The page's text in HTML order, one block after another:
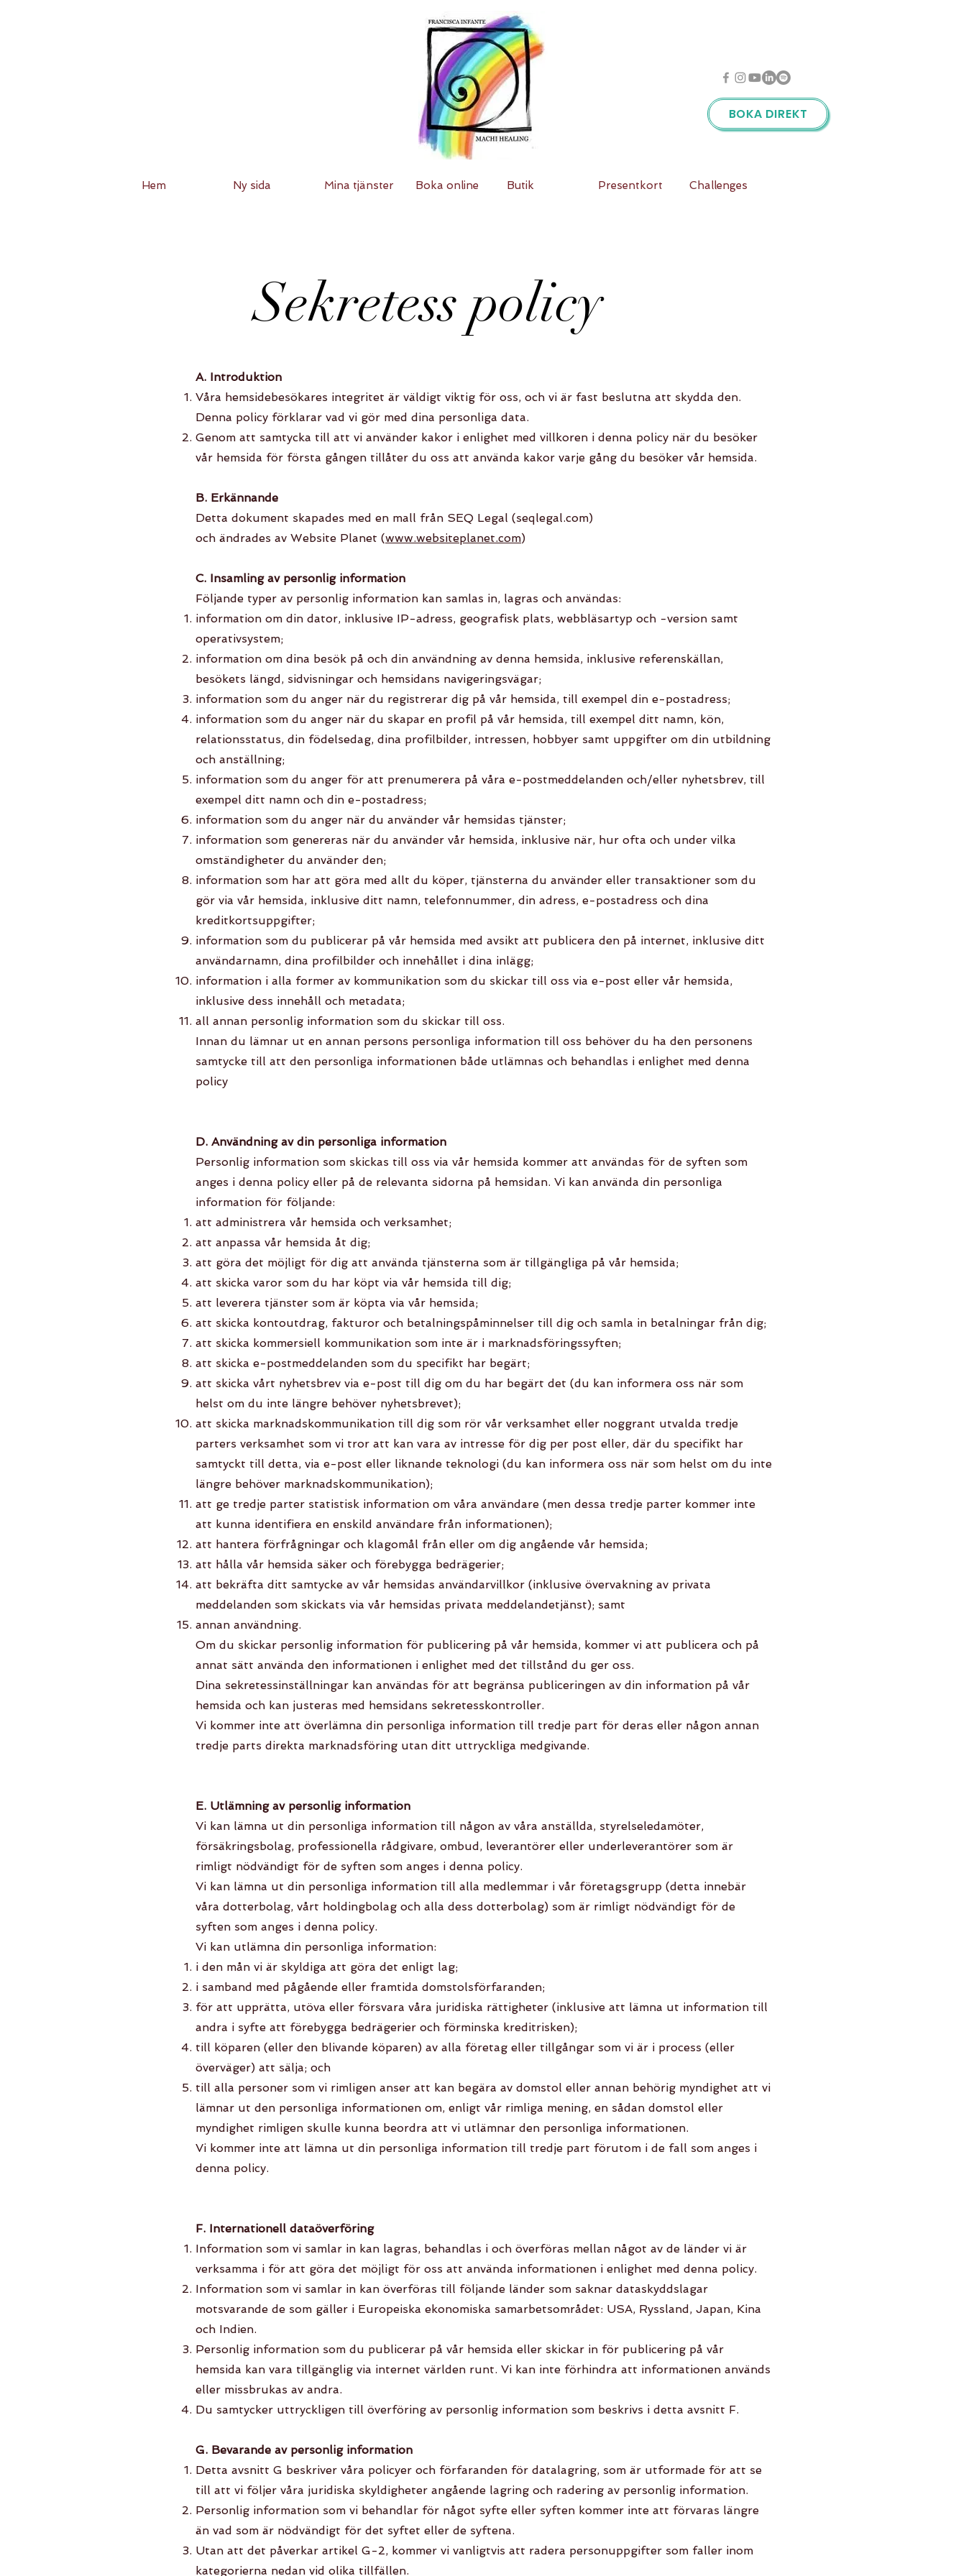
BOKA DIREKT
Hem Ny sida Mina tjänster Boka online Butik Presentkort Challenges
Sekretess policy
A. Introduktion
Våra hemsidebesökares integritet är väldigt viktig för oss, och vi är fast beslutna att skydda den.
Denna policy förklarar vad vi gör med dina personliga data.
Genom att samtycka till att vi använder kakor i enlighet med villkoren i denna policy när du besöker
vår hemsida för första gången tillåter du oss att använda kakor varje gång du besöker vår hemsida.
B. Erkännande
Detta dokument skapades med en mall från SEQ Legal (seqlegal.com)
och ändrades av Website Planet (www.websiteplanet.com)
C. Insamling av personlig information
Följande typer av personlig information kan samlas in, lagras och användas:
information om din dator, inklusive IP-adress, geografisk plats, webbläsartyp och -version samt
operativsystem;
information om dina besök på och din användning av denna hemsida, inklusive referenskällan,
besökets längd, sidvisningar och hemsidans navigeringsvägar;
information som du anger när du registrerar dig på vår hemsida, till exempel din e-postadress;
information som du anger när du skapar en profil på vår hemsida, till exempel ditt namn, kön,
relationsstatus, din födelsedag, dina profilbilder, intressen, hobbyer samt uppgifter om din utbildning
och anställning;
information som du anger för att prenumerera på våra e-postmeddelanden och/eller nyhetsbrev, till
exempel ditt namn och din e-postadress;
information som du anger när du använder vår hemsidas tjänster;
information som genereras när du använder vår hemsida, inklusive när, hur ofta och under vilka
omständigheter du använder den;
information som har att göra med allt du köper, tjänsterna du använder eller transaktioner som du
gör via vår hemsida, inklusive ditt namn, telefonnummer, din adress, e-postadress och dina
kreditkortsuppgifter;
information som du publicerar på vår hemsida med avsikt att publicera den på internet, inklusive ditt
användarnamn, dina profilbilder och innehållet i dina inlägg;
information i alla former av kommunikation som du skickar till oss via e-post eller vår hemsida,
inklusive dess innehåll och metadata;
all annan personlig information som du skickar till oss.
Innan du lämnar ut en annan persons personliga information till oss behöver du ha den personens
samtycke till att den personliga informationen både utlämnas och behandlas i enlighet med denna
policy
D. Användning av din personliga information
Personlig information som skickas till oss via vår hemsida kommer att användas för de syften som
anges i denna policy eller på de relevanta sidorna på hemsidan. Vi kan använda din personliga
information för följande:
att administrera vår hemsida och verksamhet;
att anpassa vår hemsida åt dig;
att göra det möjligt för dig att använda tjänsterna som är tillgängliga på vår hemsida;
att skicka varor som du har köpt via vår hemsida till dig;
att leverera tjänster som är köpta via vår hemsida;
att skicka kontoutdrag, fakturor och betalningspåminnelser till dig och samla in betalningar från dig;
att skicka kommersiell kommunikation som inte är i marknadsföringssyften;
att skicka e-postmeddelanden som du specifikt har begärt;
att skicka vårt nyhetsbrev via e-post till dig om du har begärt det (du kan informera oss när som
helst om du inte längre behöver nyhetsbrevet);
att skicka marknadskommunikation till dig som rör vår verksamhet eller noggrant utvalda tredje
parters verksamhet som vi tror att kan vara av intresse för dig per post eller, där du specifikt har
samtyckt till detta, via e-post eller liknande teknologi (du kan informera oss när som helst om du inte
längre behöver marknadskommunikation);
att ge tredje parter statistisk information om våra användare (men dessa tredje parter kommer inte
att kunna identifiera en enskild användare från informationen);
att hantera förfrågningar och klagomål från eller om dig angående vår hemsida;
att hålla vår hemsida säker och förebygga bedrägerier;
att bekräfta ditt samtycke av vår hemsidas användarvillkor (inklusive övervakning av privata
meddelanden som skickats via vår hemsidas privata meddelandetjänst); samt
annan användning.
Om du skickar personlig information för publicering på vår hemsida, kommer vi att publicera och på
annat sätt använda den informationen i enlighet med det tillstånd du ger oss.
Dina sekretessinställningar kan användas för att begränsa publiceringen av din information på vår
hemsida och kan justeras med hemsidans sekretesskontroller.
Vi kommer inte att överlämna din personliga information till tredje part för deras eller någon annan
tredje parts direkta marknadsföring utan ditt uttryckliga medgivande.
E. Utlämning av personlig information
Vi kan lämna ut din personliga information till någon av våra anställda, styrelseledamöter,
försäkringsbolag, professionella rådgivare, ombud, leverantörer eller underleverantörer som är
rimligt nödvändigt för de syften som anges i denna policy.
Vi kan lämna ut din personliga information till alla medlemmar i vår företagsgrupp (detta innebär
våra dotterbolag, vårt holdingbolag och alla dess dotterbolag) som är rimligt nödvändigt för de
syften som anges i denna policy.
Vi kan utlämna din personliga information:
i den mån vi är skyldiga att göra det enligt lag;
i samband med pågående eller framtida domstolsförfaranden;
för att upprätta, utöva eller försvara våra juridiska rättigheter (inklusive att lämna ut information till
andra i syfte att förebygga bedrägerier och förminska kreditrisken);
till köparen (eller den blivande köparen) av alla företag eller tillgångar som vi är i process (eller
överväger) att sälja; och
till alla personer som vi rimligen anser att kan begära av domstol eller annan behörig myndighet att vi
lämnar ut den personliga informationen om, enligt vår rimliga mening, en sådan domstol eller
myndighet rimligen skulle kunna beordra att vi utlämnar den personliga informationen.
Vi kommer inte att lämna ut din personliga information till tredje part förutom i de fall som anges i
denna policy.
F. Internationell dataöverföring
Information som vi samlar in kan lagras, behandlas i och överföras mellan något av de länder vi är
verksamma i för att göra det möjligt för oss att använda informationen i enlighet med denna policy.
Information som vi samlar in kan överföras till följande länder som saknar dataskyddslagar
motsvarande de som gäller i Europeiska ekonomiska samarbetsområdet: USA, Ryssland, Japan, Kina
och Indien.
Personlig information som du publicerar på vår hemsida eller skickar in för publicering på vår
hemsida kan vara tillgänglig via internet världen runt. Vi kan inte förhindra att informationen används
eller missbrukas av andra.
Du samtycker uttryckligen till överföring av personlig information som beskrivs i detta avsnitt F.
G. Bevarande av personlig information
Detta avsnitt G beskriver våra policyer och förfaranden för datalagring, som är utformade för att se
till att vi följer våra juridiska skyldigheter angående lagring och radering av personlig information.
Personlig information som vi behandlar för något syfte eller syften kommer inte att förvaras längre
än vad som är nödvändigt för det syftet eller de syftena.
Utan att det påverkar artikel G-2, kommer vi vanligtvis att radera personuppgifter som faller inom
kategorierna nedan vid olika tillfällen.